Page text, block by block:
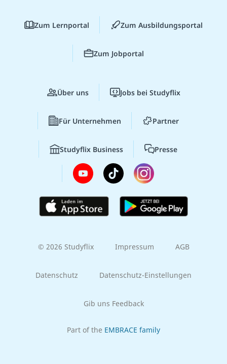
Zum Lernportal Zum Ausbildungsportal
Zum Jobportal
Über uns Jobs bei Studyflix
Für Unternehmen Partner
Studyflix Business Presse
© 2026 Studyflix Impressum AGB
Datenschutz Datenschutz-Einstellungen
Gib uns Feedback
Part of the EMBRACE family